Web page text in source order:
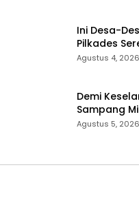
Ini Desa-
Pilkades
Sumenep
Agustus 4, 2026
Demi
Sampang
ke Lokasi
Agustus 5, 2026